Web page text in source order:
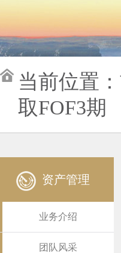
当前位置：
取FOF3期
资产管理
业务介绍
团队风采